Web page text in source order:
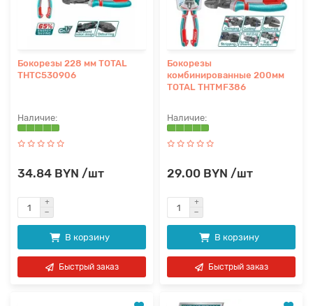
Бокорезы 228 мм TOTAL
THTC530906
34.84 BYN /шт
В корзину
Быстрый заказ
Бокорезы
комбинированные 200мм
TOTAL THTMF386
29.00 BYN /шт
В корзину
Быстрый заказ